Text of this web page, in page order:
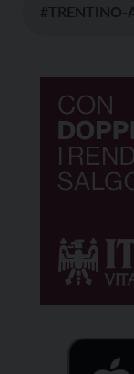
#TRENTINO-